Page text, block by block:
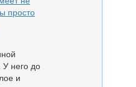
просто
У него до
и